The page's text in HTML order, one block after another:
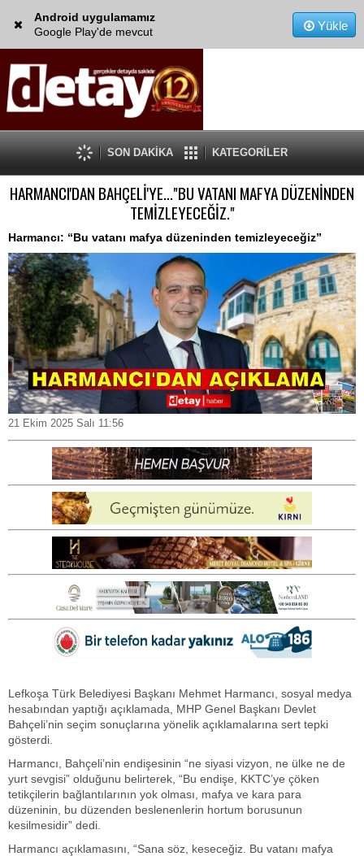
Android uygulamamız
Google Play'de mevcut
Yükle
SON DAKİKA KATEGORİLER
HARMANCI'DAN BAHÇELİ'YE..."BU VATANI MAFYA DÜZENİNDEN
TEMİZLEYECEĞİZ."
Harmancı: “Bu vatanı mafya düzeninden temizleyeceğiz”
21 Ekim 2025 Salı 11:56
Lefkoşa Türk Belediyesi Başkanı Mehmet Harmancı, sosyal medya
hesabından yaptığı açıklamada, MHP Genel Başkanı Devlet
Bahçeli’nin seçim sonuçlarına yönelik açıklamalarına sert tepki
gösterdi.
Harmancı, Bahçeli’nin endişesinin “ne siyasi vizyon, ne ülke ne de
yurt sevgisi” olduğunu belirterek, “Bu endişe, KKTC’ye çöken
tetikçilerin bağlantılarının yok olması, mafya ve kara para
düzeninin, bu düzenden beslenenlerin hortum borusunun
kesilmesidir” dedi.
Harmancı açıklamasını, “Sana söz, keseceğiz. Bu vatanı mafya